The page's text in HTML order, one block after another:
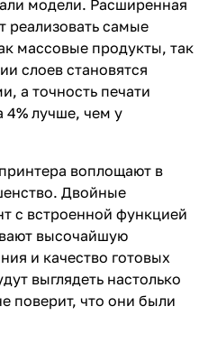
модели. Расширенная
реализовать самые
массовые продукты, так
слоев становятся
а точность печати
4% лучше, чем у
воплощают в
Двойные
с встроенной функцией
высочайшую
и качество готовых
выглядеть настолько
поверит, что они были